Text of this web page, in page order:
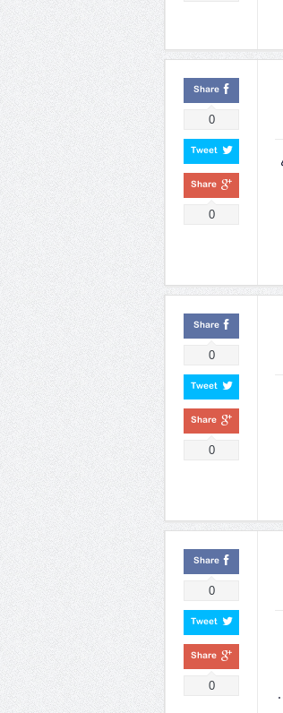
Share
0
Tweet
Share
0
Share
0
Tweet
Share
0
Share
0
Tweet
Share
0